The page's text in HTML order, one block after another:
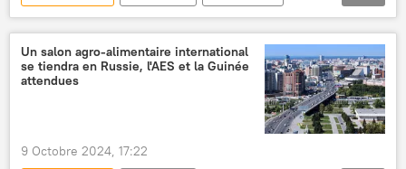
Asie
exportations
blé
Kenya
Tanzanie
Nigeria
Maroc
Un salon agro-alimentaire international
se tiendra en Russie, l'AES et la Guinée
attendues
9 Octobre 2024, 17:22